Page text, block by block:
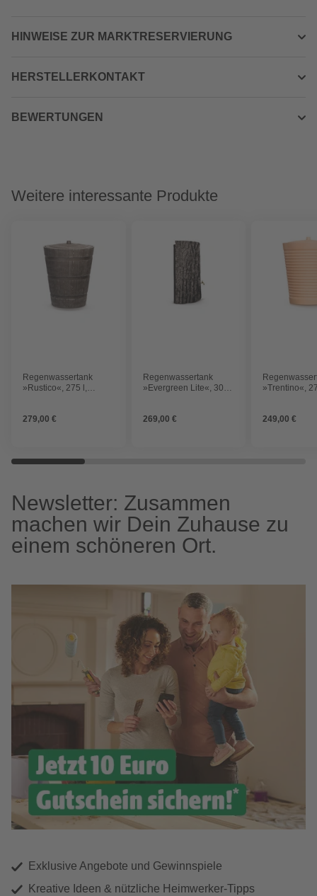
HINWEISE ZUR MARKTRESERVIERUNG
HERSTELLERKONTAKT
BEWERTUNGEN
Weitere interessante Produkte
Regenwassertank
»Rustico«, 275 l,
279,00 €
Regenwassertank
»Evergreen Lite«, 300
269,00 €
»Trentino«,
249,00 €
Newsletter: Zusammen
machen wir Dein Zuhause zu
einem schöneren Ort.
Exklusive Angebote und Gewinnspiele
Kreative Ideen & nützliche Heimwerker-Tipps